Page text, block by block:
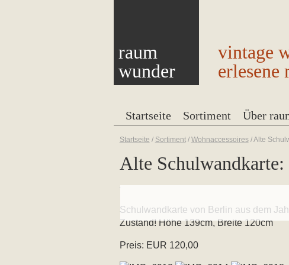
raum
wunder
vintage
erlesene
Startseite Sortiment Über
Startseite / Sortiment/ Wohnaccessoires/Alte
Alte
Schulwandkarte von Berlin aus dem
Zustand! Höhe 139cm, Breite 120cm
Preis: EUR 120,00